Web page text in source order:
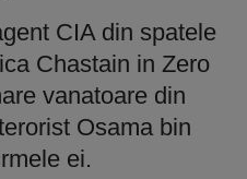
CIA din spatele
Chastain in Zero
vanatoare din
Osama bin
ei.